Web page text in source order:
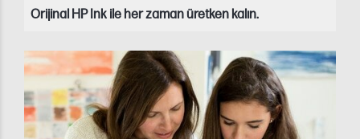
Orijinal HP Ink ile her zaman üretken kalın.